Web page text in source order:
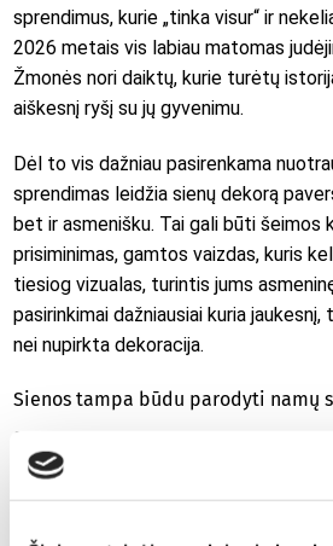
sprendimus, kurie „tinka visur“ ir
2026 metais vis labiau matomas
Žmonės nori daiktų, kurie turėtų
aiškesnį ryšį su jų gyvenimu.
Dėl to vis dažniau pasirenkama
sprendimas leidžia sienų dekorą
bet ir asmenišku. Tai gali būti šeimos
prisiminimas, gamtos vaizdas, kuris
tiesiog vizualas, turintis jums
pasirinkimai dažniausiai kuria jaukesnį,
nei nupirkta dekoracija.
Sienos tampa būdu parodyti namų
2026 metų interjeruose labai aiškiai
dekoras turi papildyti namų
dažniau atsiranda ne tik abstrakcijos